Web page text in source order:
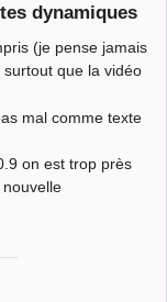
dynamiques
(je pense jamais
que la vidéo
mal comme texte
on est trop près